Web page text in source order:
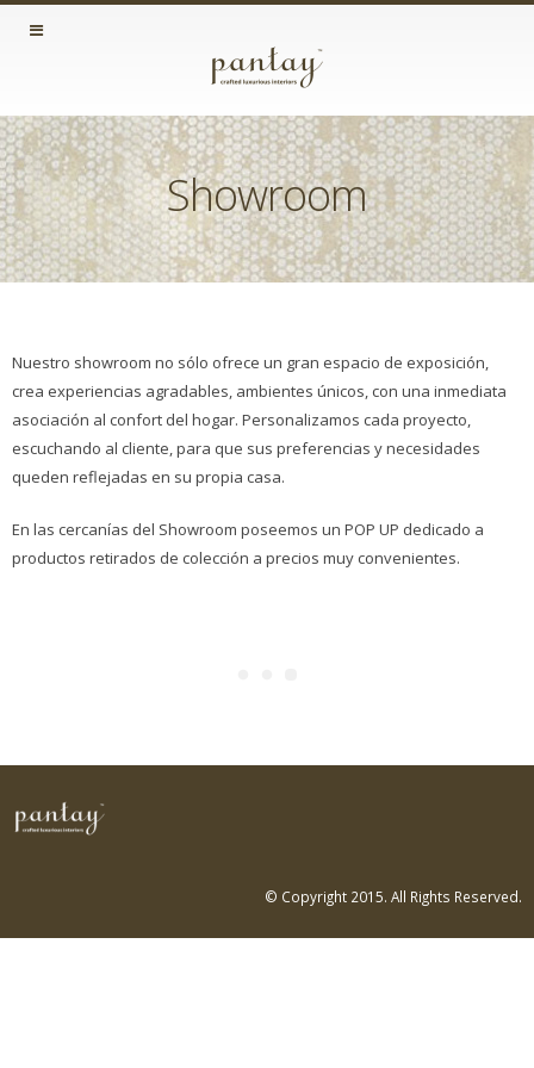
Showroom
Nuestro showroom no sólo ofrece un gran espacio de exposición,
crea experiencias agradables, ambientes únicos, con una inmediata
asociación al confort del hogar. Personalizamos cada proyecto,
escuchando al cliente, para que sus preferencias y necesidades
queden reflejadas en su propia casa.
En las cercanías del Showroom poseemos un POP UP dedicado a
productos retirados de colección a precios muy convenientes.
© Copyright 2015. All Rights Reserved.